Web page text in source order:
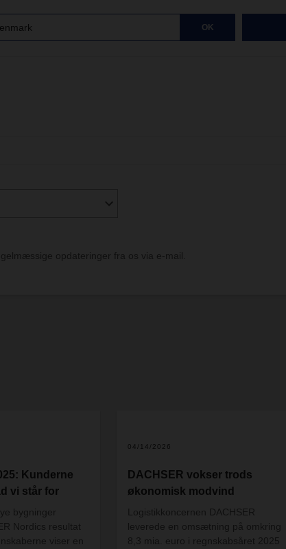
OK
opdateringer fra os via e-mail.
Kunderne
vi står for
bygninger
Nordics resultat
viser en
04/14/2026
DACHSER vokser trods
økonomisk modvind
Logistikkoncernen DACHSER
leverede en omsætning på omkring
8,3 mia. euro i regnskabsåret 2025